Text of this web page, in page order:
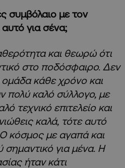
συμβόλαιο με τον
για σένα;
και θεωρώ ότι
στο ποδόσφαιρο. Δεν
κάθε χρόνο και
πολύ καλό σύλλογο, με
τεχνικό επιτελείο και
καλά, τότε αυτό
Ο κόσμος με αγαπά και
σημαντικό για μένα. Η
ήταν κάτι